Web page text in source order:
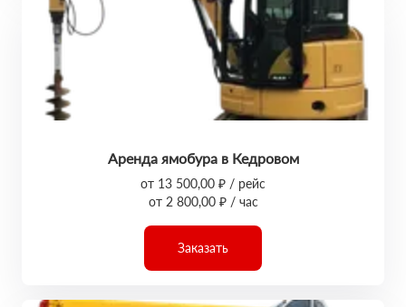
Аренда ямобура в Кедровом
от 13 500,00 ₽ / рейс
от 2 800,00 ₽ / час
Заказать